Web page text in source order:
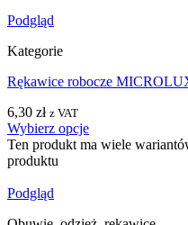
Podgląd
Kategorie
Rękawice robocze
6,30 zł z VAT
Wybierz opcje
Ten produkt ma wiele
produktu
Podgląd